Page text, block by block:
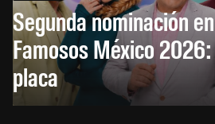
Segunda nominación
Famosos México
placa